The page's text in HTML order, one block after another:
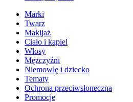
Marki
Twarz
Makijaż
Ciało i kąpiel
Włosy
Mężczyźni
Niemowlę i dziecko
Tematy
Ochrona przeciwsłoneczna
Promocje